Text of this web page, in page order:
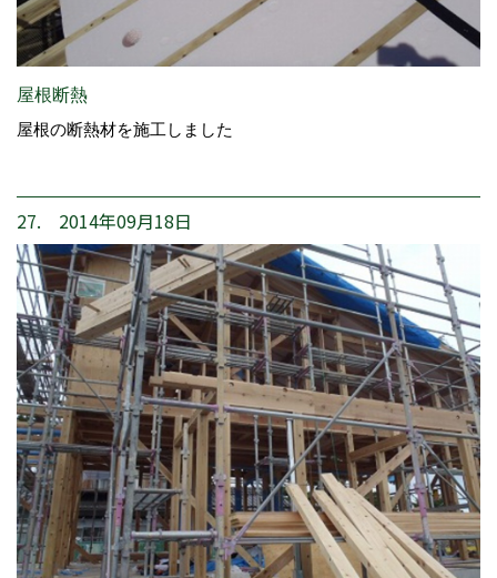
屋根断熱
屋根の断熱材を施工しました
27. 2014年09月18日